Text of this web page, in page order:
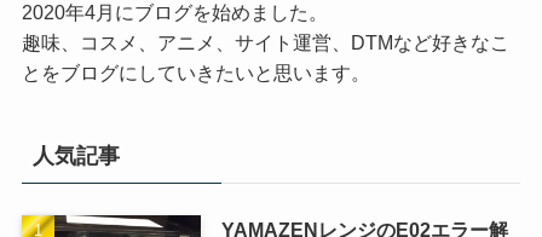
2020年4月にブログを始めました。
趣味、コスメ、アニメ、サイト運営、DTMなど好きなこ
とをブログにしていきたいと思います。
人気記事
YAMAZENレンジのE02エラー解